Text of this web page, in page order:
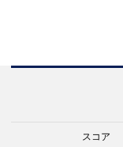
スコア